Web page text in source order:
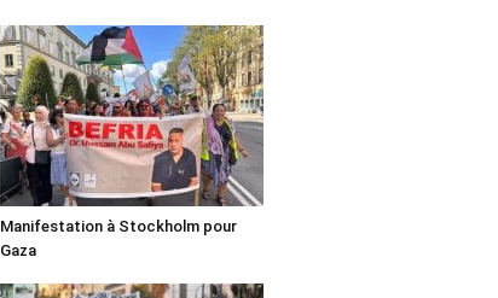
Manifestation à Stockholm pour
Gaza